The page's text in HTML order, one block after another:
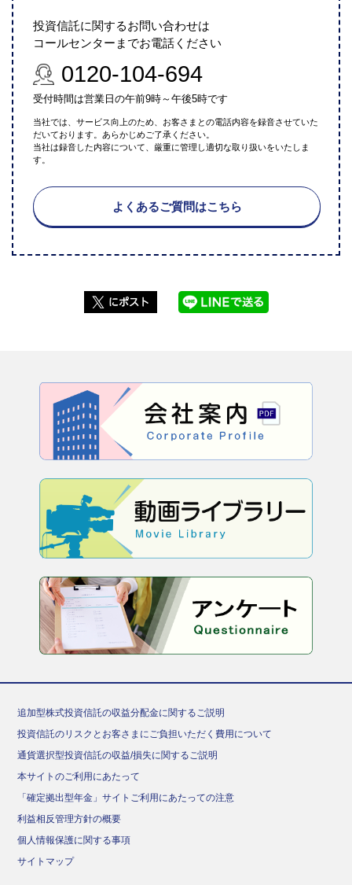
投資信託に関するお問い合わせは
コールセンターまでお電話ください
0120-104-694
受付時間は営業日の午前9時～午後5時です
当社では、サービス向上のため、お客さまとの電話内容を録音させていた
だいております。あらかじめご了承ください。
当社は録音した内容について、厳重に管理し適切な取り扱いをいたしま
す。
よくあるご質問はこちら
追加型株式投資信託の収益分配金に関するご説明
投資信託のリスクとお客さまにご負担いただく費用について
通貨選択型投資信託の収益/損失に関するご説明
本サイトのご利用にあたって
「確定拠出型年金」サイトご利用にあたっての注意
利益相反管理方針の概要
個人情報保護に関する事項
サイトマップ